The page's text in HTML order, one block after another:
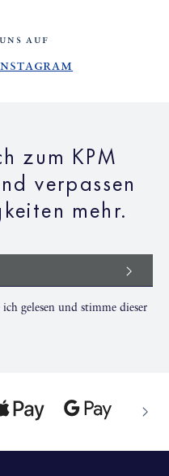
AUF
zum KPM
verpassen
mehr.
ich gelesen und stimme dieser